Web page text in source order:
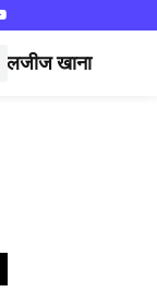
लजीज खाना